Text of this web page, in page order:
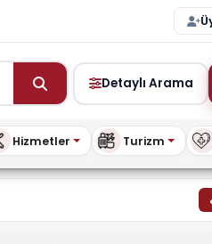
Detaylı Arama
Hizmetler Turizm